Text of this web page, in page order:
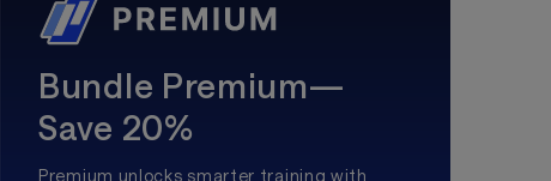
Bundle Premium—
Save 20%
Premium unlocks smarter training with